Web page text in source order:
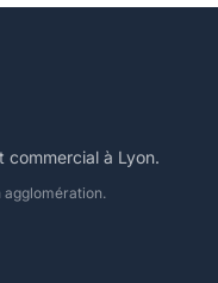
commercial à Lyon.
agglomération.